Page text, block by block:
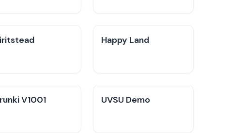
Happy Land
V1001 UVSU Demo